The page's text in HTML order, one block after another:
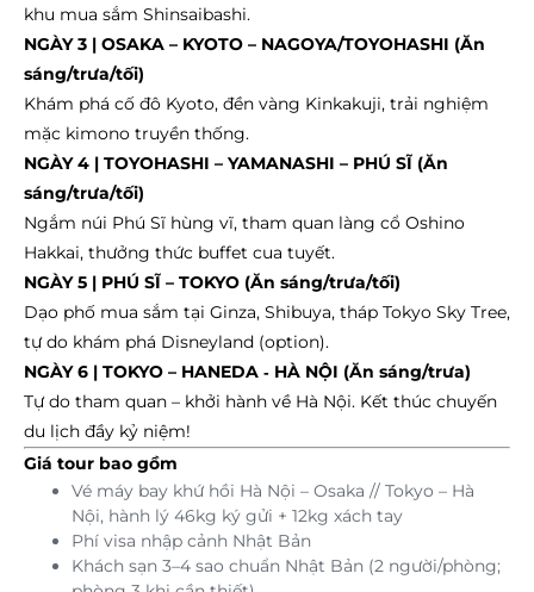
khu mua sắm Shinsaibashi.
NGÀY 3 | OSAKA – KYOTO – NAGOYA/TOYOHASHI (Ăn
sáng/trưa/tối)
Khám phá cố đô Kyoto, đền vàng Kinkakuji, trải nghiệm
mặc kimono truyền thống.
NGÀY 4 | TOYOHASHI – YAMANASHI – PHÚ SĨ (Ăn
sáng/trưa/tối)
Ngắm núi Phú Sĩ hùng vĩ, tham quan làng cổ Oshino
Hakkai, thưởng thức buffet cua tuyết.
NGÀY 5 | PHÚ SĨ – TOKYO (Ăn sáng/trưa/tối)
Dạo phố mua sắm tại Ginza, Shibuya, tháp Tokyo Sky Tree,
tự do khám phá Disneyland (option).
NGÀY 6 | TOKYO – HANEDA - HÀ NỘI (Ăn sáng/trưa)
Tự do tham quan – khởi hành về Hà Nội. Kết thúc chuyến
du lịch đầy kỷ niệm!
Giá tour bao gồm
Vé máy bay khứ hồi Hà Nội – Osaka // Tokyo – Hà
Nội, hành lý 46kg ký gửi + 12kg xách tay
Phí visa nhập cảnh Nhật Bản
Khách sạn 3–4 sao chuẩn Nhật Bản (2 người/phòng;